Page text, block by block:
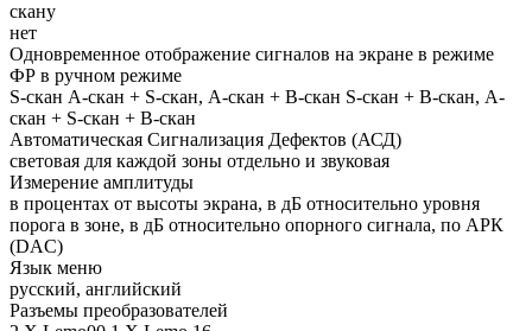
скану
нет
Одновременное отображение сигналов на экране в режиме
ФР в ручном режиме
S-скан А-скан + S-скан, А-скан + B-скан S-скан + B-скан, А-
скан + S-скан + B-скан
Автоматическая Сигнализация Дефектов (АСД)
световая для каждой зоны отдельно и звуковая
Измерение амплитуды
в процентах от высоты экрана, в дБ относительно уровня
порога в зоне, в дБ относительно опорного сигнала, по АРК
(DAC)
Язык меню
русский, английский
Разъемы преобразователей